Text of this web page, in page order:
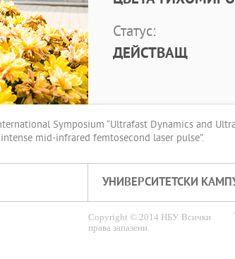
Статус:
ДЕЙСТВАЩ
Symposium “Ultrafast Dynamics and
mid-infrared femtosecond laser pulse”.
УНИВЕРСИТЕТСКИ
Copyright © 2014 НБУ. Всички
права запазени.